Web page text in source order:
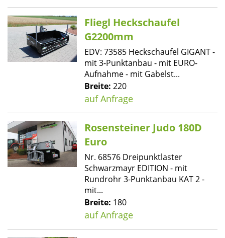
Fliegl Heckschaufel
G2200mm
EDV: 73585 Heckschaufel GIGANT -
mit 3-Punktanbau - mit EURO-
Aufnahme - mit Gabelst...
Breite: 220
auf Anfrage
Rosensteiner Judo 180D
Euro
Nr. 68576 Dreipunktlaster
Schwarzmayr EDITION - mit
Rundrohr 3-Punktanbau KAT 2 -
mit...
Breite: 180
auf Anfrage